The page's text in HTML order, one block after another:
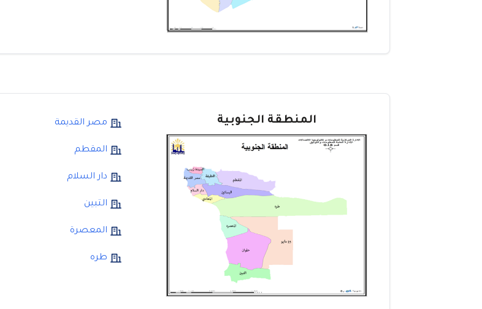
المنطقة الجنوبية مصر القديمة
المقطم
دار السلام
التبين
المعصرة
طره